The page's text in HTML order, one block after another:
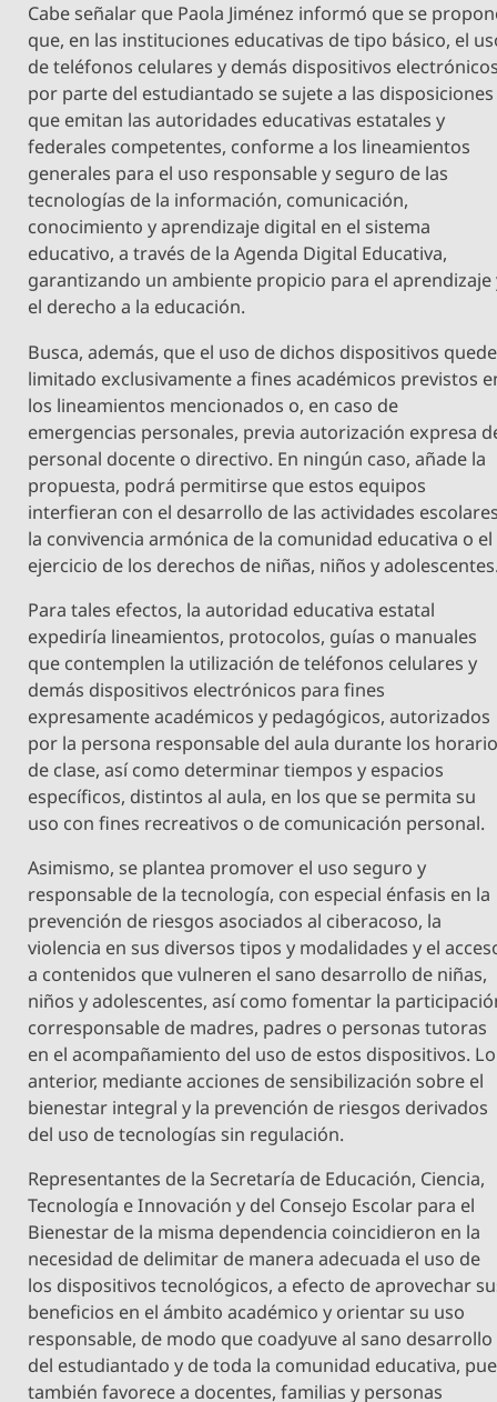
Cabe señalar que Paola Jiménez informó que se
que, en las instituciones educativas de tipo básico, el
de teléfonos celulares y demás dispositivos
por parte del estudiantado se sujete a las disposiciones
que emitan las autoridades educativas estatales y
federales competentes, conforme a los lineamientos
generales para el uso responsable y seguro de las
tecnologías de la información, comunicación,
conocimiento y aprendizaje digital en el sistema
educativo, a través de la Agenda Digital Educativa,
garantizando un ambiente propicio para el aprendizaje
el derecho a la educación.
Busca, además, que el uso de dichos dispositivos quede
limitado exclusivamente a fines académicos previstos
los lineamientos mencionados o, en caso de
emergencias personales, previa autorización expresa
personal docente o directivo. En ningún caso, añade la
propuesta, podrá permitirse que estos equipos
interfieran con el desarrollo de las actividades
la convivencia armónica de la comunidad educativa o el
ejercicio de los derechos de niñas, niños y
Para tales efectos, la autoridad educativa estatal
expediría lineamientos, protocolos, guías o manuales
que contemplen la utilización de teléfonos celulares y
demás dispositivos electrónicos para fines
expresamente académicos y pedagógicos, autorizados
por la persona responsable del aula durante los
de clase, así como determinar tiempos y espacios
específicos, distintos al aula, en los que se permita su
uso con fines recreativos o de comunicación personal.
Asimismo, se plantea promover el uso seguro y
responsable de la tecnología, con especial énfasis en la
prevención de riesgos asociados al ciberacoso, la
violencia en sus diversos tipos y modalidades y el
a contenidos que vulneren el sano desarrollo de niñas,
niños y adolescentes, así como fomentar la
corresponsable de madres, padres o personas tutoras
en el acompañamiento del uso de estos dispositivos. Lo
anterior, mediante acciones de sensibilización sobre el
bienestar integral y la prevención de riesgos derivados
del uso de tecnologías sin regulación.
Representantes de la Secretaría de Educación, Ciencia,
Tecnología e Innovación y del Consejo Escolar para el
Bienestar de la misma dependencia coincidieron en la
necesidad de delimitar de manera adecuada el uso de
los dispositivos tecnológicos, a efecto de aprovechar
beneficios en el ámbito académico y orientar su uso
responsable, de modo que coadyuve al sano desarrollo
del estudiantado y de toda la comunidad educativa,
también favorece a docentes, familias y personas